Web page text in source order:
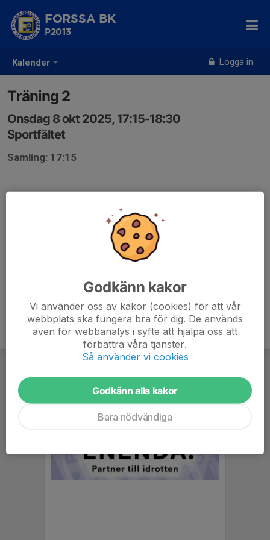
Kalender Logga in
FORSSA BK
P2013
Träning 2
Onsdag 8 okt 2025, 17:15-18:30
Sportfältet
Samling: 17:15
Godkänn kakor
Vi använder oss av kakor (cookies) för att vår
webbplats ska fungera bra för dig. De används
även för webbanalys i syfte att hjälpa oss att
förbättra våra tjänster.
Så använder vi cookies
Godkänn alla kakor
Bara nödvändiga